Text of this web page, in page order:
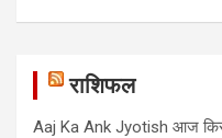
राशिफल
Aaj Ka Ank Jyotish आज किसे